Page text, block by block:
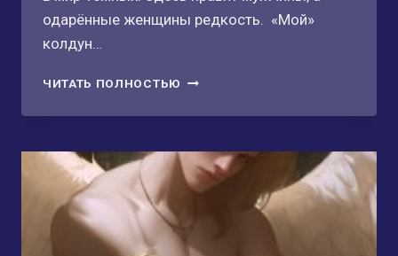
одарённые женщины редкость. «Мой»
колдун…
ЧИТАТЬ ПОЛНОСТЬЮ АССИСТЕНТКА